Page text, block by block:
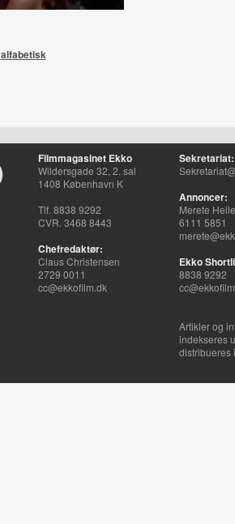
alfabetisk
Filmmagasinet Ekko
Wildersgade 32, 2. sal
1408 København K
Tlf. 8838 9292
CVR. 3468 8443
Chefredaktør:
Claus Christensen
2729 0011
cc@ekkofilm.dk
Sekretariat:
Annoncer:
Merete
6111 5851
Ekko
8838 9292
Artikler og
indekseres
distribueres